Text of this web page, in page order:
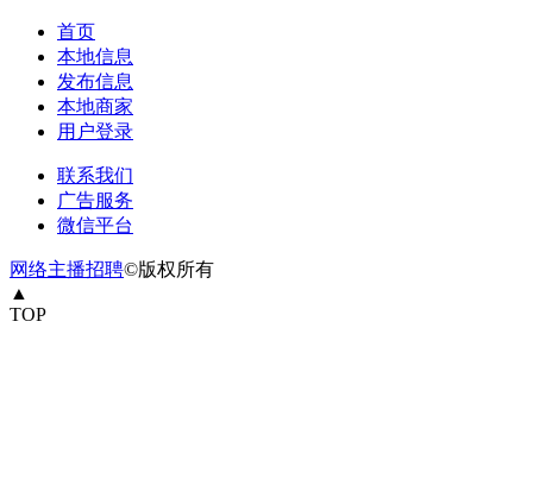
首页
本地信息
发布信息
本地商家
用户登录
联系我们
广告服务
微信平台
网络主播招聘©版权所有
▲
TOP